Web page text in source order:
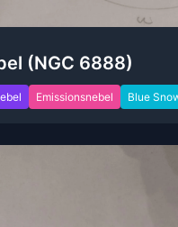
(NGC 6888)
Emissionsnebel Blue